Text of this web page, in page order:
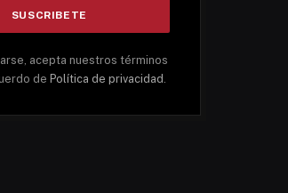
acepta nuestros términos
de Política de privacidad